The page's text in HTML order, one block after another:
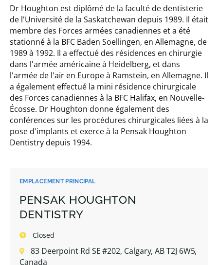
EMPLACEMENT PRINCIPAL
PENSAK HOUGHTON
DENTISTRY
Closed
83 Deerpoint Rd SE #202, Calgary, AB T2J 6W5,
Canada
Dr Houghton est diplômé de la faculté de dentisterie
de l'Université de la Saskatchewan depuis 1989. Il était
membre des Forces armées canadiennes et a été
stationné à la BFC Baden Soellingen, en Allemagne, de
1989 à 1992. Il a effectué des résidences en chirurgie
dans l'armée américaine à Heidelberg, et dans
l'armée de l'air en Europe à Ramstein, en Allemagne. Il
a également effectué la mini résidence chirurgicale
des Forces canadiennes à la BFC Halifax, en Nouvelle-
Écosse. Dr Houghton donne également des
conférences sur les procédures chirurgicales liées à la
pose d'implants et exerce à la Pensak Houghton
Dentistry depuis 1994.